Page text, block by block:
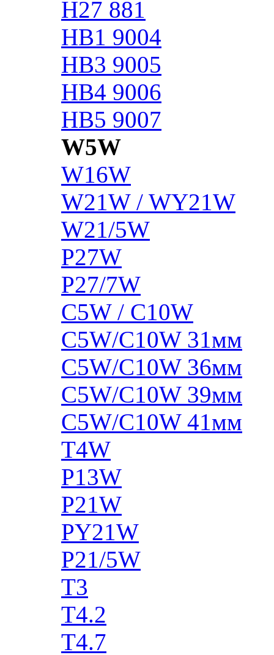
H27 881
HB1 9004
HB3 9005
HB4 9006
HB5 9007
W5W
W16W
W21W / WY21W
W21/5W
P27W
P27/7W
C5W / C10W
C5W/C10W 31мм
C5W/C10W 36мм
C5W/C10W 39мм
C5W/C10W 41мм
T4W
P13W
P21W
PY21W
P21/5W
T3
T4.2
T4.7